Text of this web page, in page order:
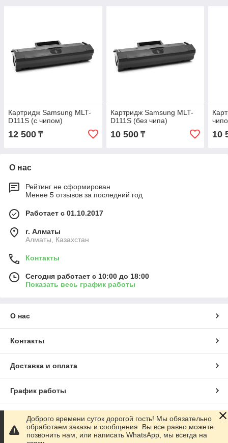
Картридж Samsung MLT-
D111S (с чипом)
12 500 ₸
Картридж Samsung MLT-
D111S (без чипа)
10 500₸ 10
О нас
Рейтинг не сформирован
Менее 5 отзывов за последний год
Работает с 01.10.2017
г. Алматы
Алматы, Казахстан
Контакты
Сегодня работает с 10:00 до 18:00
Показать весь график работы
О нас
Контакты
Доставка и оплата
График работы
Полная версия сайта
Сайт создан на маркетплейсе
Доброго времени суток дорогой гость! Мы обязательно
обработаем заказы и сообщения. Вы все равно можете
позвонить нам, или написать WhatsApp, мы всегда на